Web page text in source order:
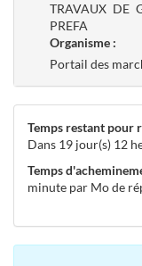
TRAVAUX DE
PREFA
Organisme :
Portail des
Temps restant pour
Dans 19 jour(s) 12
Temps
minute par Mo de